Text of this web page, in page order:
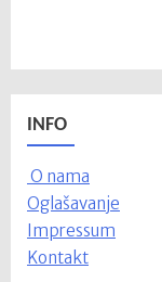
INFO
O nama
Oglašavanje
Impressum
Kontakt